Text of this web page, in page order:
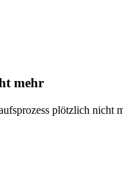
mehr
plötzlich nicht